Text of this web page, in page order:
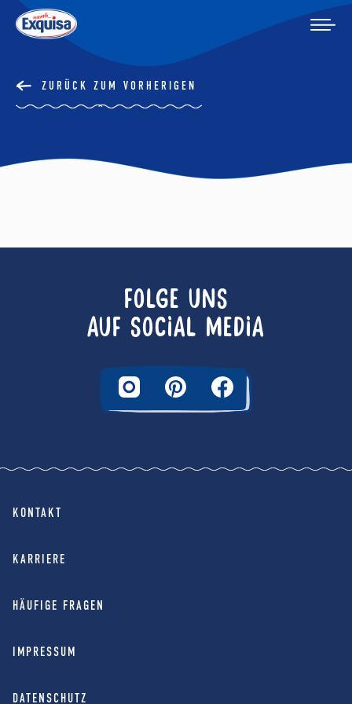
ZURÜCK ZUM VORHERIGEN
FOLGE UNS
AUF SOCIAL MEDIA
KONTAKT
KARRIERE
HÄUFIGE FRAGEN
IMPRESSUM
DATENSCHUTZ